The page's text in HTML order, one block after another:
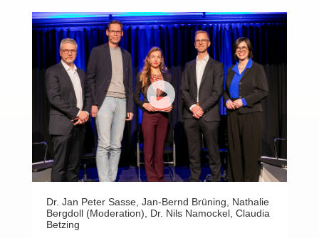
Dr. Jan Peter Sasse, Jan-Bernd Brüning, Nathalie
Bergdoll (Moderation), Dr. Nils Namockel, Claudia
Betzing